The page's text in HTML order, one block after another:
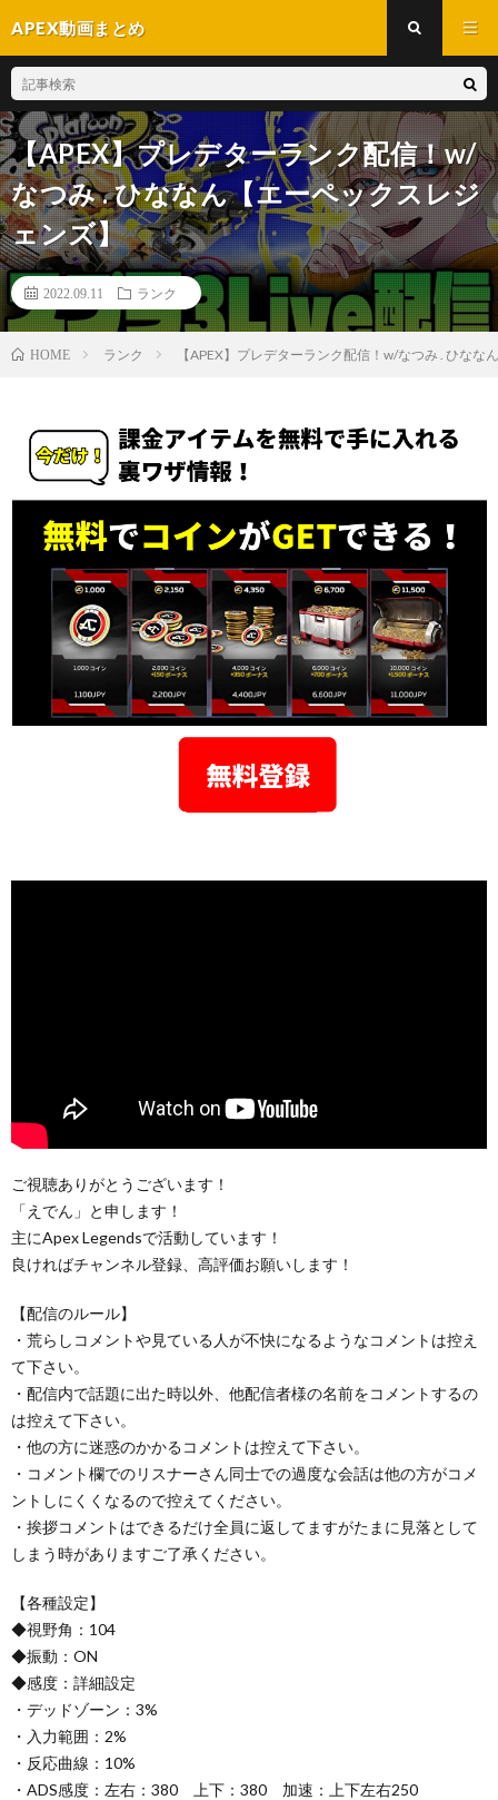
APEX動画まとめ
【APEX】プレデターランク配信！w/
なつみ . ひななん【エーペックスレジ
ェンズ】
2022.09.11 ランク
HOME ランク 【APEX】プレデターランク配信！w/なつみ . ひなな
ご視聴ありがとうございます！
「えでん」と申します！
主にApex Legendsで活動しています！
良ければチャンネル登録、高評価お願いします！
【配信のルール】
・荒らしコメントや見ている人が不快になるようなコメントは控え
て下さい。
・配信内で話題に出た時以外、他配信者様の名前をコメントするの
は控えて下さい。
・他の方に迷惑のかかるコメントは控えて下さい。
・コメント欄でのリスナーさん同士での過度な会話は他の方がコメ
ントしにくくなるので控えてください。
・挨拶コメントはできるだけ全員に返してますがたまに見落として
しまう時がありますご了承ください。
【各種設定】
◆視野角：104
◆振動：ON
◆感度：詳細設定
・デッドゾーン：3%
・入力範囲：2%
・反応曲線：10%
・ADS感度：左右：380 上下：380 加速：上下左右250